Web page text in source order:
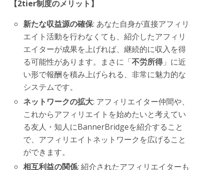
【2tier制度のメリット】
新たな収益源の確保: あなた自身が直接アフィリ
エイト活動を行わなくても、紹介したアフィリ
エイターが成果を上げれば、継続的に収入を得
る可能性があります。まさに「不労所得」に近
い形で報酬を積み上げられる、非常に魅力的な
システムです。
ネットワークの拡大: アフィリエイター仲間や、
これからアフィリエイトを始めたいと考えてい
る友人・知人にBannerBridgeを紹介すること
で、アフィリエイトネットワークを広げること
ができます。
相互利益の関係: 紹介されたアフィリエイターも